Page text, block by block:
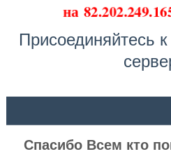
на
Присоединяйтесь
Спасибо Всем кто